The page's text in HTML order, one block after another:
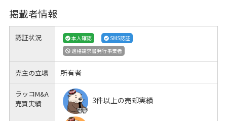
掲載者情報
認証状況 本人確認
SMS認証
適格請求書発行事業者
売主の立場 所有者
ラッコM&A
売買実績
3件以上の売却実績